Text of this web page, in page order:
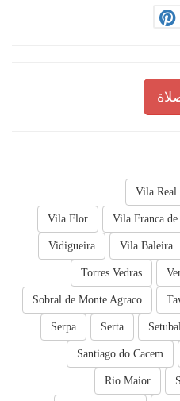
Vila Real
Vila Franca
Vila Flor
Vila Baleira
Vidigueira
Torres Vedras
Sobral de Monte Agraco
Serta
Serpa
Santiago do Cacem
Rio Maior